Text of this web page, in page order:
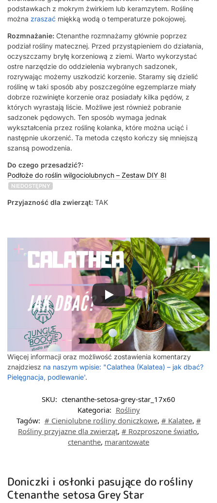
podstawkach z mokrym żwirkiem lub keramzytem. Roślinę
można zraszać miękką wodą o temperaturze pokojowej.
Rozmnażanie: Ctenanthe rozmnażamy głównie poprzez
podział rośliny matecznej. Przed przystąpieniem do działania,
oczyszczamy bryłę korzeniową z ziemi. Warto wykorzystać
ostre narzędzie do oddzielenia wybranych sadzonek,
rozrywając możemy uszkodzić korzenie. Staramy się dzielić
roślinę w taki sposób aby poszczególne egzemplarze miały
dobrze rozwinięte korzenie oraz posiadały kilka pędów, z
których wyrastają liście. Możliwe jest również pobranie
sadzonek pędowych. Ten sposób wymaga jednak
wykształcenia przez roślinę kolanka, które można uciąć i
następnie ukorzenić. Ta metoda często kończy się mniejszą
szansą powodzenia.
Do czego przesadzić?:
Podłoże do roślin wilgociolubnych – Zestaw DIY 8l
NIEDOSTĘPNY
Przyjazność dla zwierząt: TAK
Więcej informacji oraz możliwość zostawienia komentarzy
znajdziesz na naszym wpisie: "Calathea (Kalatea) – jak dbać?
Pielęgnacja, podlewanie'.
SKU: ctenanthe-setosa-grey-star_17x60
Kategoria: Rośliny
Tagów: # Cieniolubne rośliny doniczkowe, # Kalatee, #
Rośliny przyjazne dla zwierząt, # Rozproszone światło,
ctenanthe, marantowate
Doniczki i osłonki pasujące do rośliny
Ctenanthe setosa Grey Star